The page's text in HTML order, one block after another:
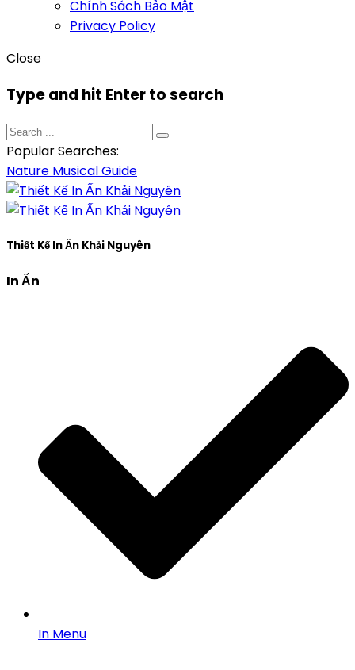
Chính Sách Bảo Mật
Privacy Policy
Close
Type and hit Enter to search
Popular Searches:
Nature MusicalGuide
Thiết Kế In Ấn Khải Nguyên
In Ấn
In Menu